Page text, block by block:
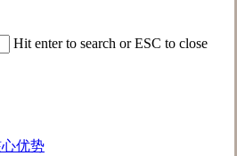
Hit enter to search or ESC to close
优势